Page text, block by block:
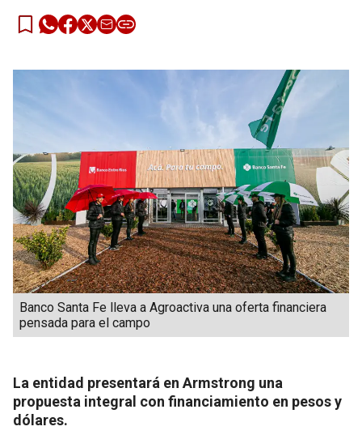
Banco Santa Fe lleva a Agroactiva una oferta financiera
pensada para el campo
La entidad presentará en Armstrong una
propuesta integral con financiamiento en pesos y
dólares.